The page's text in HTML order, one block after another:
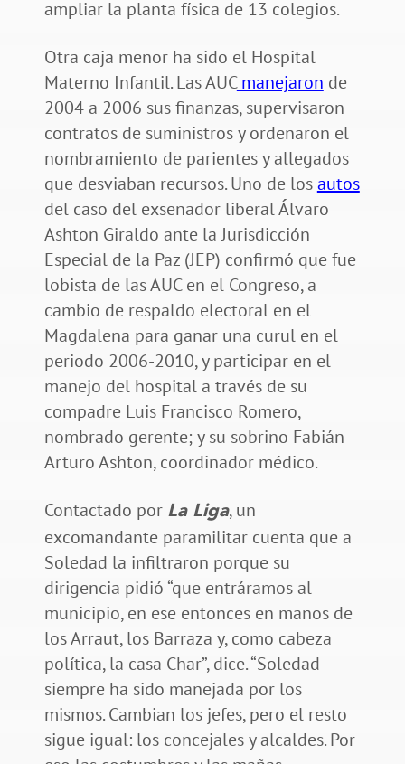
ampliar la planta física de 13 colegios.
Otra caja menor ha sido el Hospital
Materno Infantil. Las AUCmanejaron de
2004 a 2006 sus finanzas, supervisaron
contratos de suministros y ordenaron el
nombramiento de parientes y allegados
que desviaban recursos. Uno de losautos
del caso del exsenador liberal Álvaro
Ashton Giraldo ante la Jurisdicción
Especial de la Paz (JEP) confirmó que fue
lobista de las AUC en el Congreso, a
cambio de respaldo electoral en el
Magdalena para ganar una curul en el
periodo 2006-2010, y participar en el
manejo del hospital a través de su
compadre Luis Francisco Romero,
nombrado gerente; y su sobrino Fabián
Arturo Ashton, coordinador médico.
Contactado por La Liga, un
excomandante paramilitar cuenta que a
Soledad la infiltraron porque su
dirigencia pidió “que entráramos al
municipio, en ese entonces en manos de
los Arraut, los Barraza y, como cabeza
política, la casa Char”, dice. “Soledad
siempre ha sido manejada por los
mismos. Cambian los jefes, pero el resto
sigue igual: los concejales y alcaldes. Por